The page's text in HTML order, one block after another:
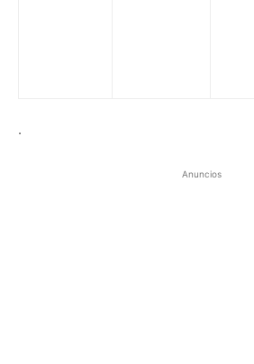
.
Anuncios